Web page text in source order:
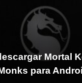
Mortal
para